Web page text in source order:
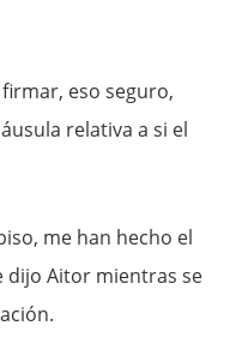
eso seguro,
relativa a si el
me han hecho el
dijo Aitor mientras se